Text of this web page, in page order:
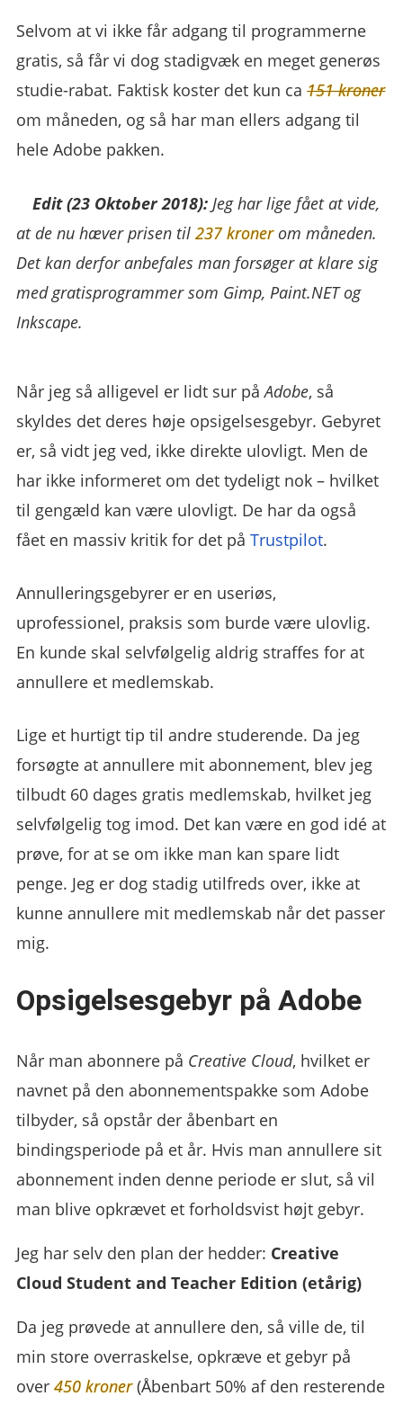
Selvom at vi ikke får adgang til programmerne
gratis, så får vi dog stadigvæk en meget generøs
studie-rabat. Faktisk koster det kun ca151 kroner
om måneden, og så har man ellers adgang til
hele Adobe pakken.
Edit (23 Oktober 2018):Jeg har lige fået at vide,
at de nu hæver prisen til237 kronerom måneden.
Det kan derfor anbefales man forsøger at klare sig
med gratisprogrammer som Gimp, Paint.NET og
Inkscape.
Når jeg så alligevel er lidt sur påAdobe, så
skyldes det deres høje opsigelsesgebyr. Gebyret
er, så vidt jeg ved, ikke direkte ulovligt. Men de
har ikke informeret om det tydeligt nok – hvilket
til gengæld kan være ulovligt. De har da også
fået en massiv kritik for det påTrustpilot.
Annulleringsgebyrer er en useriøs,
uprofessionel, praksis som burde være ulovlig.
En kunde skal selvfølgelig aldrig straffes for at
annullere et medlemskab.
Lige et hurtigt tip til andre studerende. Da jeg
forsøgte at annullere mit abonnement, blev jeg
tilbudt 60 dages gratis medlemskab, hvilket jeg
selvfølgelig tog imod. Det kan være en god idé at
prøve, for at se om ikke man kan spare lidt
penge. Jeg er dog stadig utilfreds over, ikke at
kunne annullere mit medlemskab når det passer
mig.
Opsigelsesgebyr på Adobe
Når man abonnere på Creative Cloud, hvilket er
navnet på den abonnementspakke som Adobe
tilbyder, så opstår der åbenbart en
bindingsperiode på et år. Hvis man annullere sit
abonnement inden denne periode er slut, så vil
man blive opkrævet et forholdsvist højt gebyr.
Jeg har selv den plan der hedder: Creative
Cloud Student and Teacher Edition (etårig)‎
Da jeg prøvede at annullere den, så ville de, til
min store overraskelse, opkræve et gebyr på
over450 kroner(Åbenbart 50% af den resterende